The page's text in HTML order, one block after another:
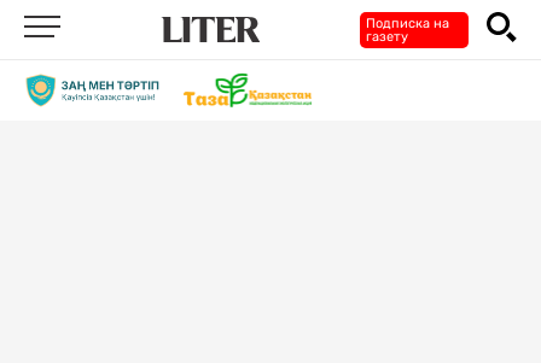
Подписка на
газету